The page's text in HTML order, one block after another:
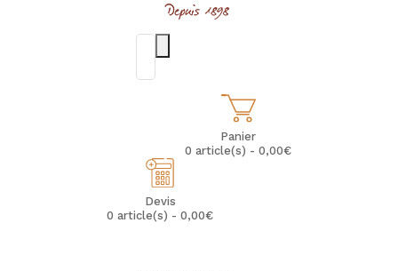
Panier
0 article(s) - 0,00€
Devis
0 article(s) - 0,00€